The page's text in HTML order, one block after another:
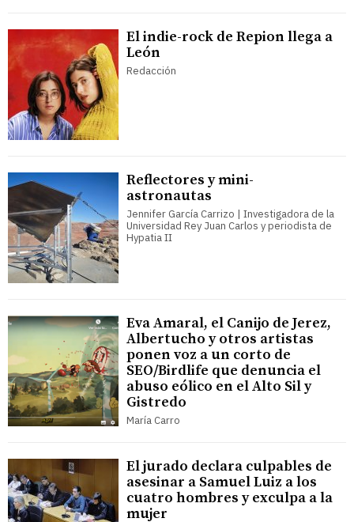
El indie-rock de Repion llega a
León
Redacción
Reflectores y mini-
astronautas
Jennifer García Carrizo | Investigadora de la
Universidad Rey Juan Carlos y periodista de
Hypatia II
Eva Amaral, el Canijo de Jerez,
Albertucho y otros artistas
ponen voz a un corto de
SEO/Birdlife que denuncia el
abuso eólico en el Alto Sil y
Gistredo
María Carro
El jurado declara culpables de
asesinar a Samuel Luiz a los
cuatro hombres y exculpa a la
mujer